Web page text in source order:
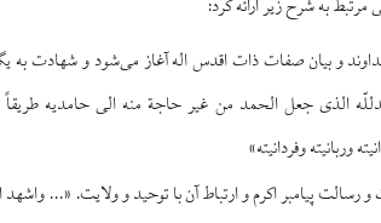
به شرح زیر ارائه کرد:
و بیان صفات ذات اقدس اله آغاز می‌شود و شهادت به
الذی جعل الحمد من غیر حاجة منه الی حامدیه
وربانیته وفردانیته»
و رسالت پیامبر اکرم و ارتباط آن با توحید و ولایت. «...